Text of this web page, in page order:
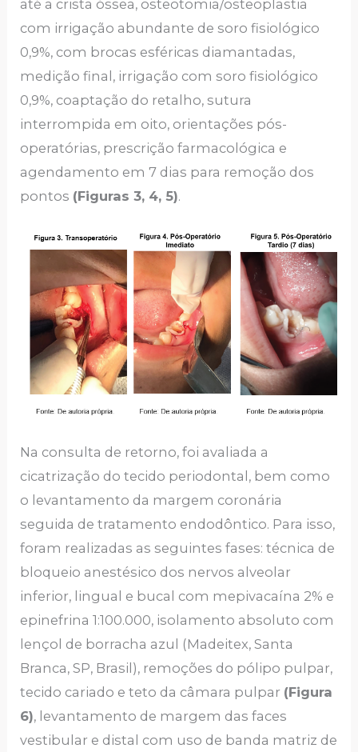
até a crista óssea, osteotomia/osteoplastia
com irrigação abundante de soro fisiológico
0,9%, com brocas esféricas diamantadas,
medição final, irrigação com soro fisiológico
0,9%, coaptação do retalho, sutura
interrompida em oito, orientações pós-
operatórias, prescrição farmacológica e
agendamento em 7 dias para remoção dos
pontos (Figuras 3, 4, 5).
Na consulta de retorno, foi avaliada a
cicatrização do tecido periodontal, bem como
o levantamento da margem coronária
seguida de tratamento endodôntico. Para isso,
foram realizadas as seguintes fases: técnica de
bloqueio anestésico dos nervos alveolar
inferior, lingual e bucal com mepivacaína 2% e
epinefrina 1:100.000, isolamento absoluto com
lençol de borracha azul (Madeitex, Santa
Branca, SP, Brasil), remoções do pólipo pulpar,
tecido cariado e teto da câmara pulpar (Figura
6), levantamento de margem das faces
vestibular e distal com uso de banda matriz de